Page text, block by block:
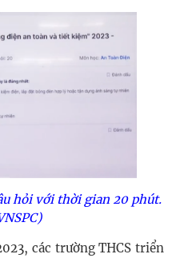
hỏi với thời gian 20 phút.
các trường THCS triển